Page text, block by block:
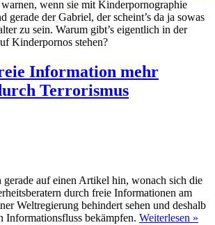
wenn sie mit Kinderpornographie
gerade der Gabriel, der scheint’s da ja sowas
zu sein. Warum gibt’s eigentlich in der
Kinderpornos stehen?
Information mehr
Terrorismus
auf einen Artikel hin, wonach sich die
durch freie Informationen am
Weltregierung behindert sehen und deshalb
Informationsfluss bekämpfen. Weiterlesen »